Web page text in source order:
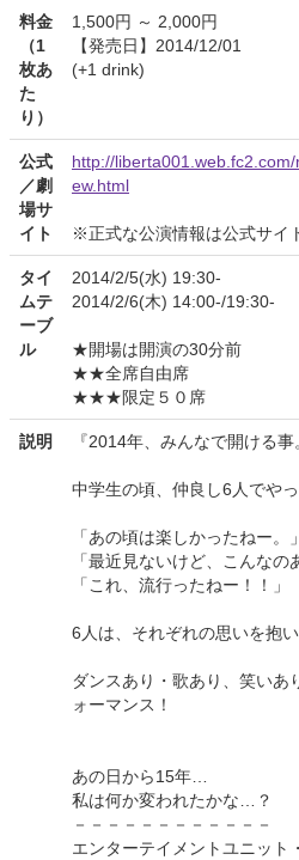
料金
（1
枚あ
た
り）
1,500円 ～ 2,000円
【発売日】2014/12/01
(+1 drink)
公式
／劇
場サ
イト
http://liberta001.web.fc2.com/
ew.html
※正式な公演情報は公式サイ
タイ
ムテ
ーブ
ル
2014/2/5(水) 19:30-
2014/2/6(木) 14:00-/19:30-
★開場は開演の30分前
★★全席自由席
★★★限定５０席
説明 『2014年、みんなで開ける事
中学生の頃、仲良し6人でや
「あの頃は楽しかったねー。」
「最近見ないけど、こんなの
「これ、流行ったねー！！」
6人は、それぞれの思いを抱
ダンスあり・歌あり、笑い
ォーマンス！
あの日から15年…
私は何か変われたかな…？
－－－－－－－－－－－－
エンターテイメントユニット